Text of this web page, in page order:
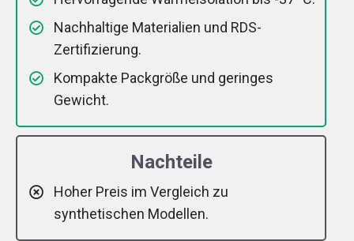
Nachhaltige Materialien und RDS-
Zertifizierung.
Kompakte Packgröße und geringes
Gewicht.
Nachteile
Hoher Preis im Vergleich zu
synthetischen Modellen.